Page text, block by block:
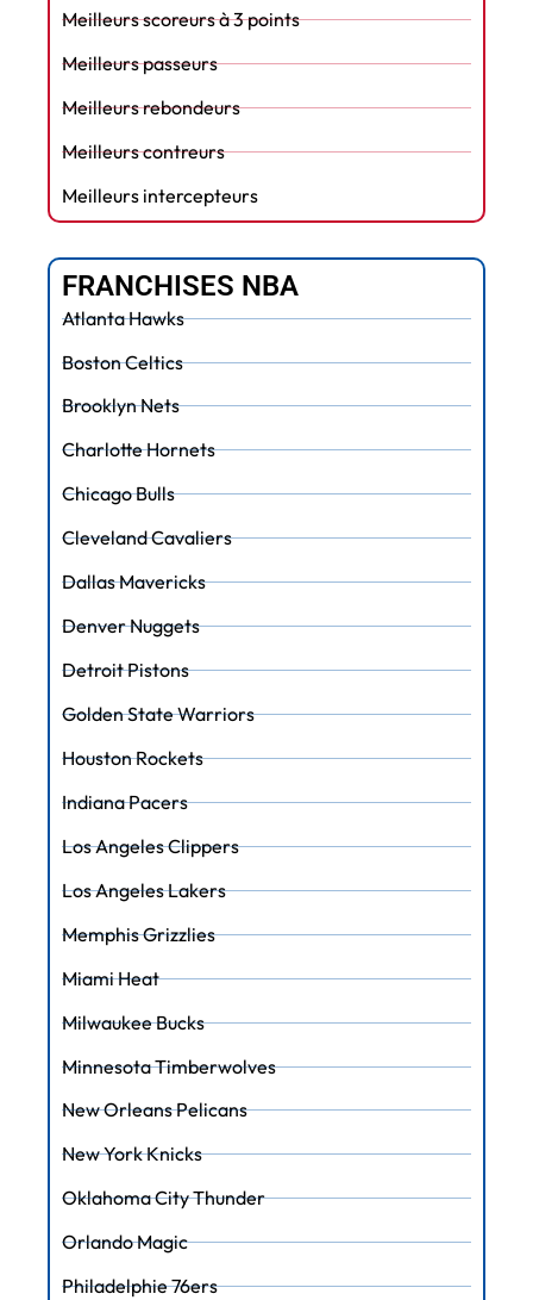
Meilleurs scoreurs à 3 points
Meilleurs passeurs
Meilleurs rebondeurs
Meilleurs contreurs
Meilleurs intercepteurs
FRANCHISES NBA
Atlanta Hawks
Boston Celtics
Brooklyn Nets
Charlotte Hornets
Chicago Bulls
Cleveland Cavaliers
Dallas Mavericks
Denver Nuggets
Detroit Pistons
Golden State Warriors
Houston Rockets
Indiana Pacers
Los Angeles Clippers
Los Angeles Lakers
Memphis Grizzlies
Miami Heat
Milwaukee Bucks
Minnesota Timberwolves
New Orleans Pelicans
New York Knicks
Oklahoma City Thunder
Orlando Magic
Philadelphie 76ers